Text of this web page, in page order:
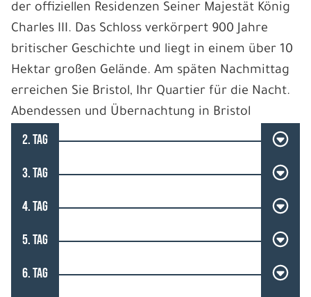
der offiziellen Residenzen Seiner Majestät König
Charles III. Das Schloss verkörpert 900 Jahre
britischer Geschichte und liegt in einem über 10
Hektar großen Gelände. Am späten Nachmittag
erreichen Sie Bristol, Ihr Quartier für die Nacht.
Abendessen und Übernachtung in Bristol
2. TAG
3. TAG
4. TAG
5. TAG
6. TAG